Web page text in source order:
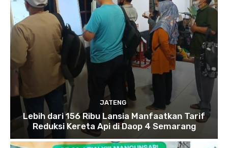
JATENG
Lebih dari 156 Ribu Lansia Manfaatkan Tarif
Reduksi Kereta Api di Daop 4 Semarang